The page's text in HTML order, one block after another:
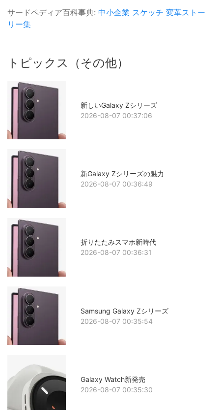
サードペディア百科事典: 中小企業 スケッチ 変革ストー
リー集
トピックス（その他）
新しいGalaxy Zシリーズ
2026-08-07 00:37:06
新Galaxy Zシリーズの魅力
2026-08-07 00:36:49
折りたたみスマホ新時代
2026-08-07 00:36:31
Samsung Galaxy Zシリーズ
2026-08-07 00:35:54
Galaxy Watch新発売
2026-08-07 00:35:30